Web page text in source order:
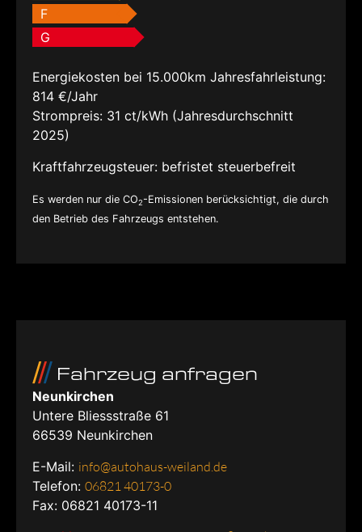
F
G
Energiekosten bei 15.000km Jahresfahrleistung:
814 €/Jahr
Strompreis: 31 ct/kWh (Jahresdurchschnitt
2025)
Kraftfahrzeugsteuer: befristet steuerbefreit
Es werden nur die CO2-Emissionen berücksichtigt, die durch
den Betrieb des Fahrzeugs entstehen.
Fahrzeug anfragen
Neunkirchen
Untere Bliessstraße 61
66539 Neunkirchen
E-Mail: info@autohaus-weiland.de
Telefon: 06821 40173-0
Fax: 06821 40173-11